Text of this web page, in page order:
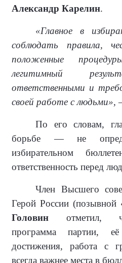
Александр Карелин.
«Главное в
соблюдать правила,
положенные
легитимный
ответственными и
своей работе с людьми»,
По его словам,
борьбе — не
избирательном
ответственность перед
Член Высшего
Герой России (позывной
Головин отметил,
программа партии,
достижения, работа с
всегда важнее места в